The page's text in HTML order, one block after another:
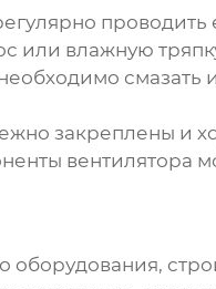
проводить
или влажную
смазать
закреплены и
вентилятора
оборудования,